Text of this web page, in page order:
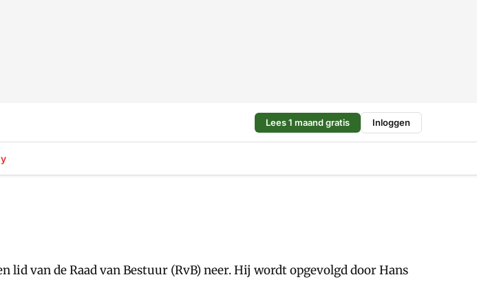
Lees 1 maand gratis Inloggen
van de Raad van Bestuur (RvB) neer. Hij wordt opgevolgd door Hans